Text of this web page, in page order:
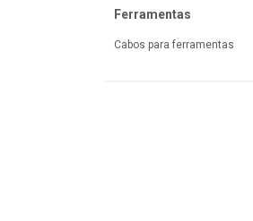
Ferramentas
Cabos para ferramentas